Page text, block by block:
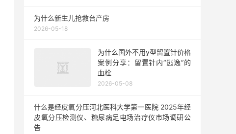
为什么新生儿抢救台产房
2026-05-18
为什么国外不用y型留置针价格
案例分享：留置针内“逃逸”的
血栓
2026-05-08
什么是经皮氧分压河北医科大学第一医院 2025年经
皮氧分压检测仪、糖尿病足电场治疗仪市场调研公
告